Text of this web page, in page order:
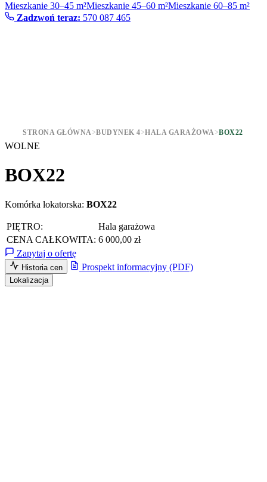
Mieszkanie 30–45 m²Mieszkanie 45–60 m²Mieszkanie 60–85 m²
Zadzwoń teraz: 570 087 465
STRONA GŁÓWNA>BUDYNEK 4>HALA GARAŻOWA>BOX22
WOLNE
BOX22
Komórka lokatorska: BOX22
PIĘTRO:
Hala garażowa
CENA CAŁKOWITA: 6 000,00 zł
Zapytaj o ofertę
Historia cen Prospekt informacyjny (PDF)
Lokalizacja